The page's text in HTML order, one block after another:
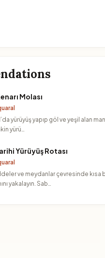
Molası
yürüyüş yapıp göl ve yeşil alan
yürü…
Yürüyüş Rotası
ve meydanlar çevresinde kısa
yakalayın. Sab…